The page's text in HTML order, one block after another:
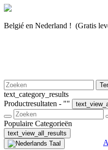
Belgié en Nederland ! (Gratis
text_category_results
Productresultaten - ""
Populaire Categorieën
text_view_all_results
Taal